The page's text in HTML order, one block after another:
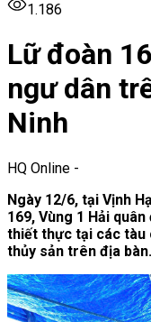
1.186
Lữ đoàn
ngư dân
Ninh
HQ Online -
Ngày 12/6, tại Vịnh
169, Vùng 1 Hải
thiết thực tại các tàu
thủy sản trên địa bàn.